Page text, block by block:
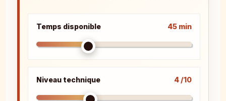
Temps disponible 45 min
Niveau technique 4 /10